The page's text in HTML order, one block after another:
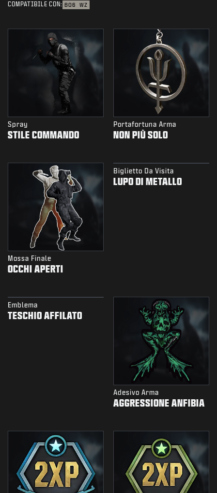
COMPATIBILE CON: BO6 WZ
Spray
STILE COMMANDO
Portafortuna Arma
NON PIÙ SOLO
Mossa Finale
OCCHI APERTI
Biglietto Da Visita
LUPO DI METALLO
Emblema
TESCHIO AFFILATO
Adesivo Arma
AGGRESSIONE ANFIBIA